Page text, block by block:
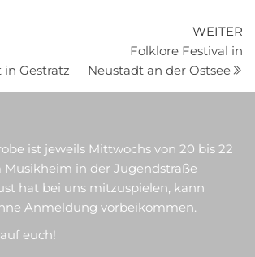
Gestratz
WEITER
Folklore Festival in
Neustadt an der Ostsee
ist jeweils Mittwochs von 20 bis 22
Musikheim in der Jugendstraße
hat bei uns mitzuspielen, kann
Anmeldung vorbeikommen.
euch!